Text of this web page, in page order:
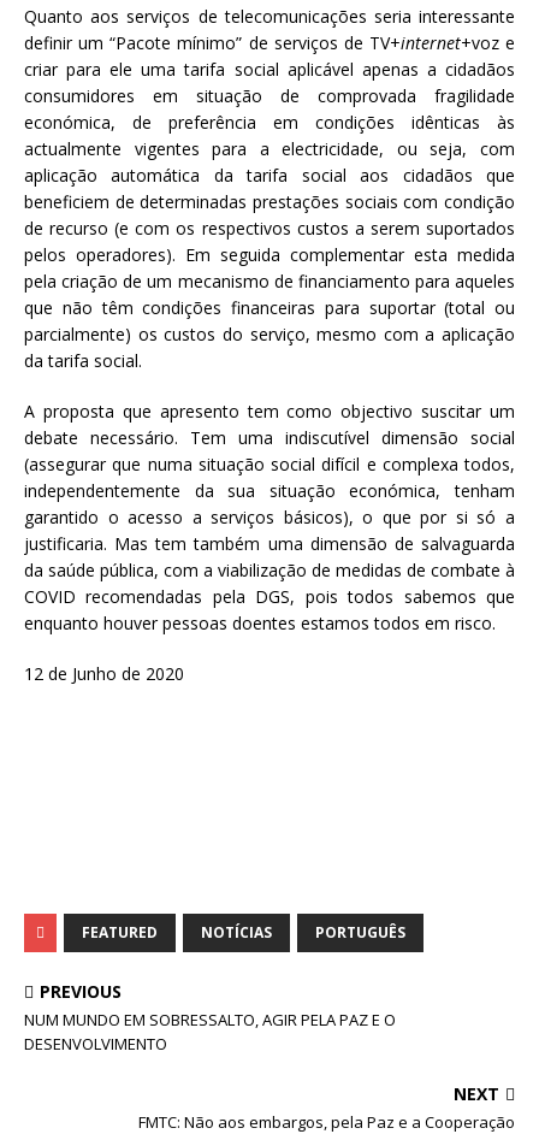
Quanto aos serviços de telecomunicações seria interessante
definir um “Pacote mínimo” de serviços de TV+internet+voz e
criar para ele uma tarifa social aplicável apenas a cidadãos
consumidores em situação de comprovada fragilidade
económica, de preferência em condições idênticas às
actualmente vigentes para a electricidade, ou seja, com
aplicação automática da tarifa social aos cidadãos que
beneficiem de determinadas prestações sociais com condição
de recurso (e com os respectivos custos a serem suportados
pelos operadores). Em seguida complementar esta medida
pela criação de um mecanismo de financiamento para aqueles
que não têm condições financeiras para suportar (total ou
parcialmente) os custos do serviço, mesmo com a aplicação
da tarifa social.
A proposta que apresento tem como objectivo suscitar um
debate necessário. Tem uma indiscutível dimensão social
(assegurar que numa situação social difícil e complexa todos,
independentemente da sua situação económica, tenham
garantido o acesso a serviços básicos), o que por si só a
justificaria. Mas tem também uma dimensão de salvaguarda
da saúde pública, com a viabilização de medidas de combate à
COVID recomendadas pela DGS, pois todos sabemos que
enquanto houver pessoas doentes estamos todos em risco.
12 de Junho de 2020
FEATURED NOTÍCIAS PORTUGUÊS
PREVIOUS
NUM MUNDO EM SOBRESSALTO, AGIR PELA PAZ E O
DESENVOLVIMENTO
NEXT
FMTC: Não aos embargos, pela Paz e a Cooperação